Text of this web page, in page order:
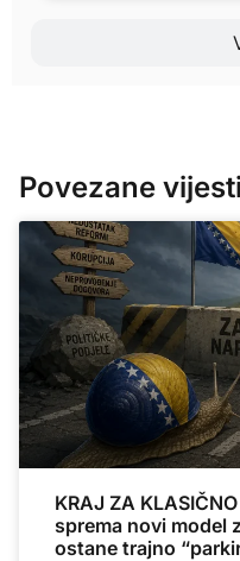
Povezane vijesti
KRAJ ZA
sprema novi model
ostane trajno